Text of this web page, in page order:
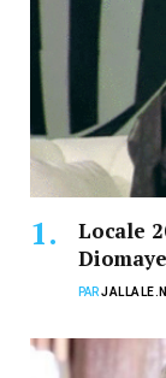
Locale
PAR